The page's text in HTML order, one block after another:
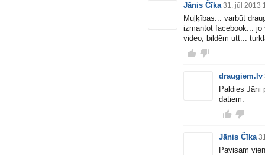
Jānis Čīka 31. jūl 2013
Muļķības... varbūt
izmantot facebook...
video, bildēm utt...
draugiem.lv
Paldies Jāni
datiem.
Jānis Čīka
Pavisam